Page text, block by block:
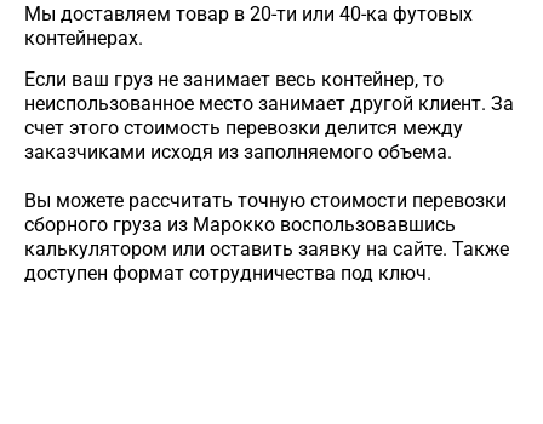
Мы доставляем товар в 20-ти или 40-ка футовых
контейнерах.
Если ваш груз не занимает весь контейнер, то
неиспользованное место занимает другой клиент. За
счет этого стоимость перевозки делится между
заказчиками исходя из заполняемого объема.
Вы можете рассчитать точную стоимости перевозки
сборного груза из Марокко воспользовавшись
калькулятором или оставить заявку на сайте. Также
доступен формат сотрудничества под ключ.